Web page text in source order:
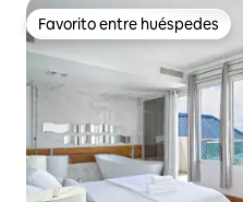
Favorito entre huéspedes
Favorito entre huéspedes